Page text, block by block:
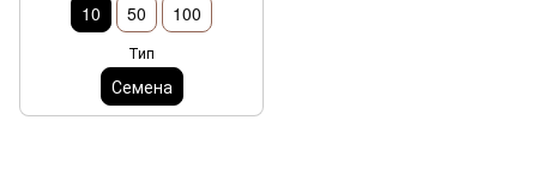
10 50 100
Тип
Семена